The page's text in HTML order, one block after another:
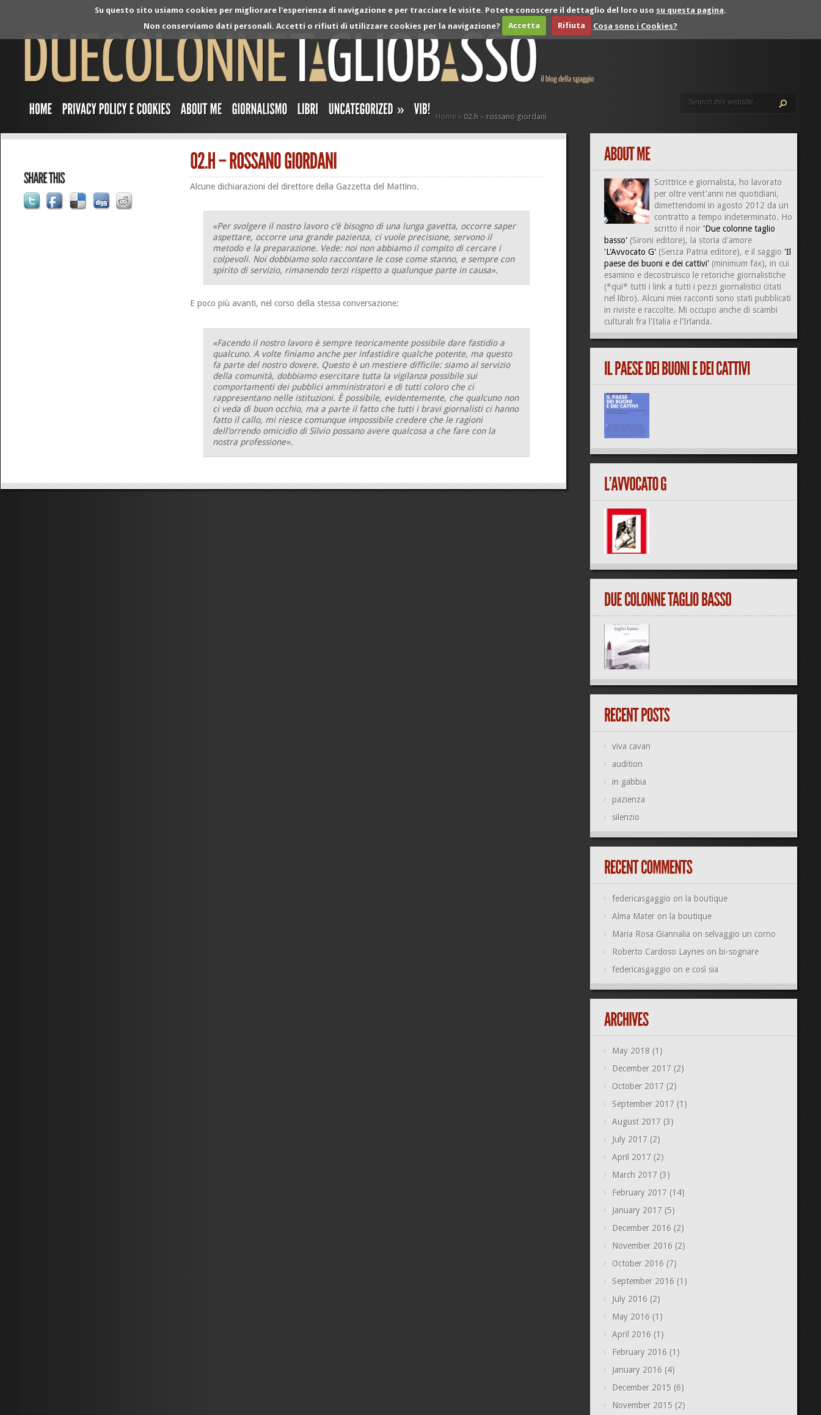
Su questo sito usiamo cookies per migliorare l'esperienza di navigazione e per tracciare le visite. Potete conoscere il dettaglio del loro uso su questa pagina.
Non conserviamo dati personali. Accetti o rifiuti di utilizzare cookies per la navigazione?
Accetta Rifiuta Cosa sono i Cookies?
» Home » 02.h – rossano giordani
Alcune dichiarazioni del direttore della Gazzetta del Mattino.
«Per svolgere il nostro lavoro c’è bisogno di una lunga gavetta, occorre saper
aspettare, occorre una grande pazienza, ci vuole precisione, servono il
metodo e la preparazione. Vede: noi non abbiamo il compito di cercare i
colpevoli. Noi dobbiamo solo raccontare le cose come stanno, e sempre con
spirito di servizio, rimanendo terzi rispetto a qualunque parte in causa».
E poco più avanti, nel corso della stessa conversazione:
«Facendo il nostro lavoro è sempre teoricamente possibile dare fastidio a
qualcuno. A volte finiamo anche per infastidire qualche potente, ma questo
fa parte del nostro dovere. Questo è un mestiere difficile: siamo al servizio
della comunità, dobbiamo esercitare tutta la vigilanza possibile sui
comportamenti dei pubblici amministratori e di tutti coloro che ci
rappresentano nelle istituzioni. È possibile, evidentemente, che qualcuno non
ci veda di buon occhio, ma a parte il fatto che tutti i bravi giornalisti ci hanno
fatto il callo, mi riesce comunque impossibile credere che le ragioni
dell’orrendo omicidio di Silvio possano avere qualcosa a che fare con la
nostra professione».
Scrittrice e giornalista, ho lavorato
per oltre vent'anni nei quotidiani,
dimettendomi in agosto 2012 da un
contratto a tempo indeterminato. Ho
scritto il noir 'Due colonne taglio
basso'(Sironi editore), la storia d'amore
'L'Avvocato G'(Senza Patria editore), e il saggio 'Il
paese dei buoni e dei cattivi'(minimum fax), in cui
esamino e decostruisco le retoriche giornalistiche
(*qui* tutti i link a tutti i pezzi giornalistici citati
nel libro). Alcuni miei racconti sono stati pubblicati
in riviste e raccolte. Mi occupo anche di scambi
culturalifra l'Italia e l'Irlanda.
viva cavan
audition
in gabbia
pazienza
silenzio
federicasgaggioon la boutique
Alma Materon la boutique
Maria Rosa Giannalia on selvaggio un corno
Roberto Cardoso Layneson bi-sognare
federicasgaggioon e così sia
May 2018(1)
December 2017(2)
October 2017(2)
September 2017(1)
August 2017(3)
July 2017(2)
April 2017(2)
March 2017(3)
February 2017(14)
January 2017(5)
December 2016(2)
November 2016(2)
October 2016(7)
September 2016(1)
July 2016(2)
May 2016(1)
April 2016(1)
February 2016(1)
January 2016(4)
December 2015(6)
November 2015(2)